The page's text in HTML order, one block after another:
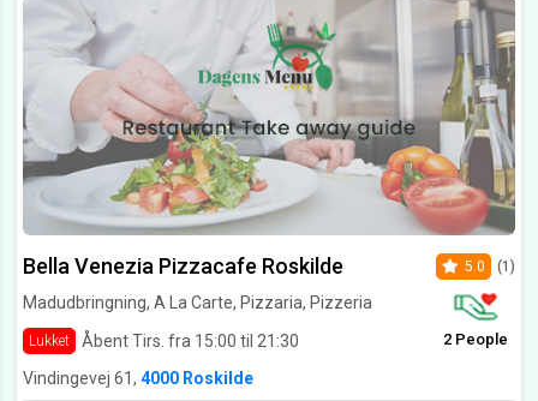
Bella Venezia Pizzacafe Roskilde
Madudbringning, A La Carte, Pizzaria, Pizzeria
Lukket Åbent Tirs. fra 15:00 til 21:30
5.0 (1)
2 People
Vindingevej 61, 4000 Roskilde